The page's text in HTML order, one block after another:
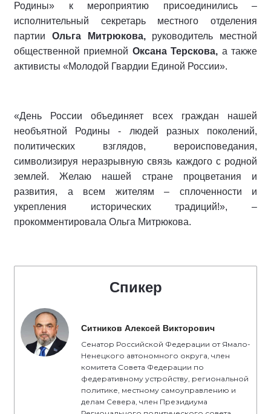
Родины» к мероприятию присоединились –
исполнительный секретарь местного отделения
партии Ольга Митрюкова,руководитель местной
общественной приемной Оксана Терскова, а также
активисты «Молодой Гвардии Единой России».
«День России объединяет всех граждан нашей
необъятной Родины - людей разных поколений,
политических взглядов, вероисповедания,
символизируя неразрывную связь каждого с родной
землей. Желаю нашей стране процветания и
развития, а всем жителям – сплоченности и
укрепления исторических традиций!», –
прокомментировала Ольга Митрюкова.
Спикер
Ситников Алексей Викторович
Сенатор Российской Федерации от Ямало-
Ненецкого автономного округа, член
комитета Совета Федерации по
федеративному устройству, региональной
политике, местному самоуправлению и
делам Севера, член Президиума